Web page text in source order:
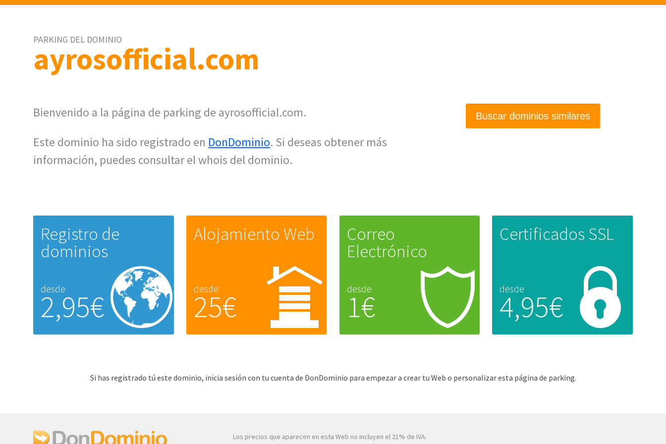
PARKING DEL DOMINIO
ayrosofficial.com
Bienvenido a la página de parking de ayrosofficial.com.
Este dominio ha sido registrado en DonDominio. Si deseas obtener más
información, puedes consultar el whois del dominio.
Buscar dominios similares
Registro de
dominios
desde
2,95€
Alojamiento Web
desde
25€
Correo
Electrónico
desde
1€
Certificados SSL
desde
4,95€
Si has registrado tú este dominio, inicia sesión con tu cuenta de DonDominio para empezar a crear tu Web o personalizar esta página de parking.
Los precios que aparecen en esta Web no incluyen el 21% de IVA.